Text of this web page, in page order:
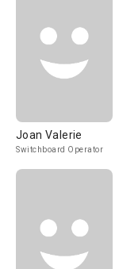
Joan Valerie
Switchboard Operator